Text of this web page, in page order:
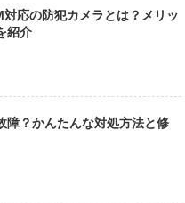
対応の防犯カメラとは？メリッ
紹介
障？かんたんな対処方法と修